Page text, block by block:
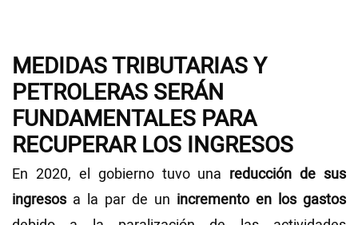
MEDIDAS TRIBUTARIAS Y
PETROLERAS SERÁN
FUNDAMENTALES PARA
RECUPERAR LOS INGRESOS
En 2020, el gobierno tuvo una reducción de sus
ingresos a la par de un incremento en los gastos